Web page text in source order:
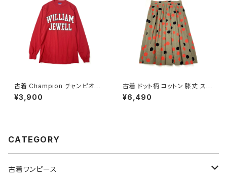
古着 Champion チャンピオン
ロゴ コットン100％ 長袖 Ｔシャ
ツ 赤 (ttu2501067)
¥3,900
古着 ドット柄 コットン 膝丈 スカ
ート 茶 (ba2607006)
¥6,490
CATEGORY
古着ワンピース